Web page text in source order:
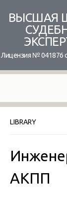
content
ВЫСШАЯ
Лицензия № 041876
LIBRARY
АКПП